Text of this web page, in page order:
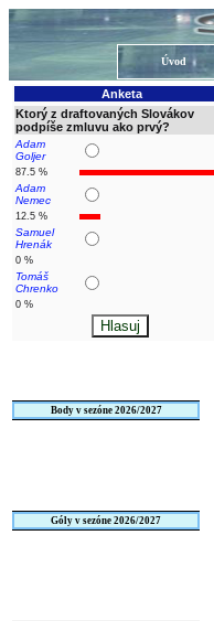
Úvod
Anketa
Ktorý z draftovaných Slovákov
podpíše zmluvu ako prvý?
Adam
Goljer
87.5 %
Adam
Nemec
12.5 %
Samuel
Hrenák
0 %
Tomáš
Chrenko
0 %
Body v sezóne 2026/2027
Góly v sezóne 2026/2027